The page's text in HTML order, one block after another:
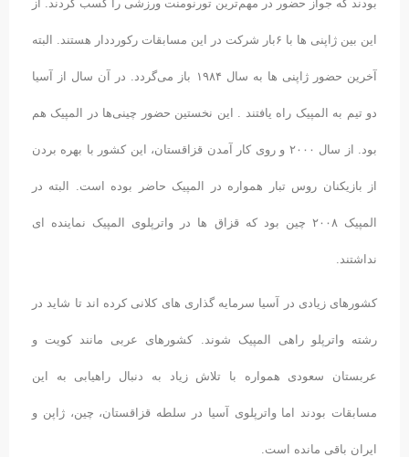
بودند که جواز حضور در مهم‌ترین تورنومنت ورزشی را کسب کردند. از
این بین ژاپنی ها با ۶بار شرکت در این مسابقات رکورددار هستند. البته
آخرین حضور ژاپنی ها به سال ۱۹۸۴ باز می‌گردد. در آن سال از آسیا
دو تیم به المپیک راه یافتند . این نخستین حضور چینی‌ها در المپیک هم
بود. از سال ۲۰۰۰ و روی کار آمدن قزاقستان، این کشور با بهره بردن
از بازیکنان روس تبار همواره در المپیک حاضر بوده است. البته در
المپیک ۲۰۰۸ چین بود که قزاق ها در واترپلوی المپیک نماینده ای
نداشتند.
کشورهای زیادی در آسیا سرمایه گذاری های کلانی کرده اند تا شاید در
رشته واترپلو راهی المپیک شوند. کشورهای عربی مانند کویت و
عربستان سعودی همواره با تلاش زیاد به دنبال راهیابی به این
مسابقات بودند اما واترپلوی آسیا در سلطه قزاقستان، چین، ژاپن و
ایران باقی مانده است.